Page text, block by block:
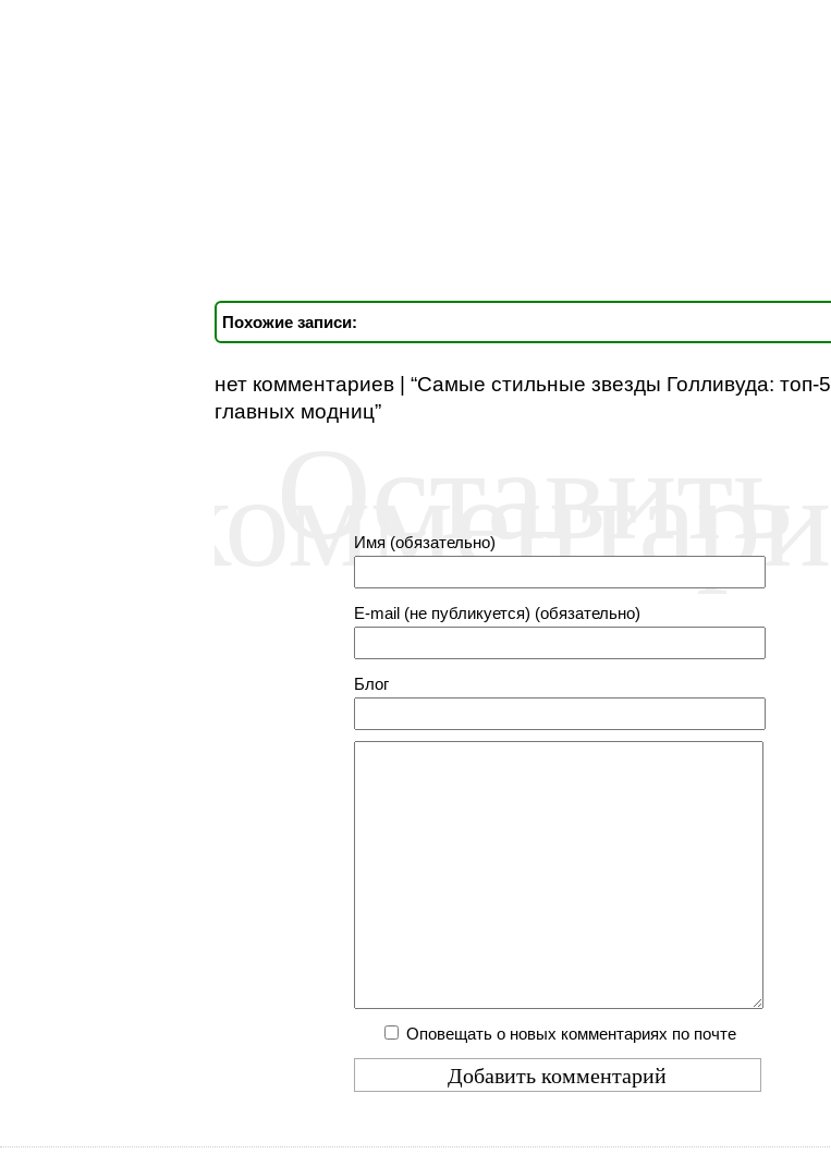
Похожие записи:
нет комментариев | “Самые стильные звезды Голливуда: топ-5
главных модниц”Оставить
комментарий
Имя (обязательно)
E-mail (не публикуется) (обязательно)
Блог
Оповещать о новых комментариях по почте